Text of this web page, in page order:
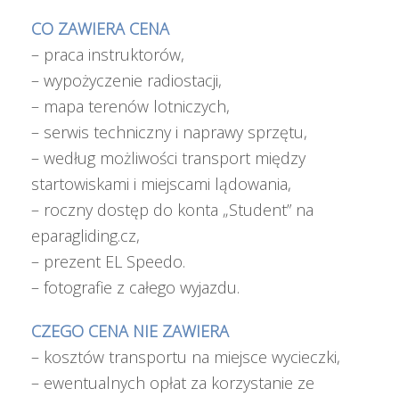
CO ZAWIERA CENA
– praca instruktorów,
– wypożyczenie radiostacji,
– mapa terenów lotniczych,
– serwis techniczny i naprawy sprzętu,
– według możliwości transport między
startowiskami i miejscami lądowania,
– roczny dostęp do konta „Student” na
eparagliding.cz,
– prezent EL Speedo.
– fotografie z całego wyjazdu.
CZEGO CENA NIE ZAWIERA
– kosztów transportu na miejsce wycieczki,
– ewentualnych opłat za korzystanie ze